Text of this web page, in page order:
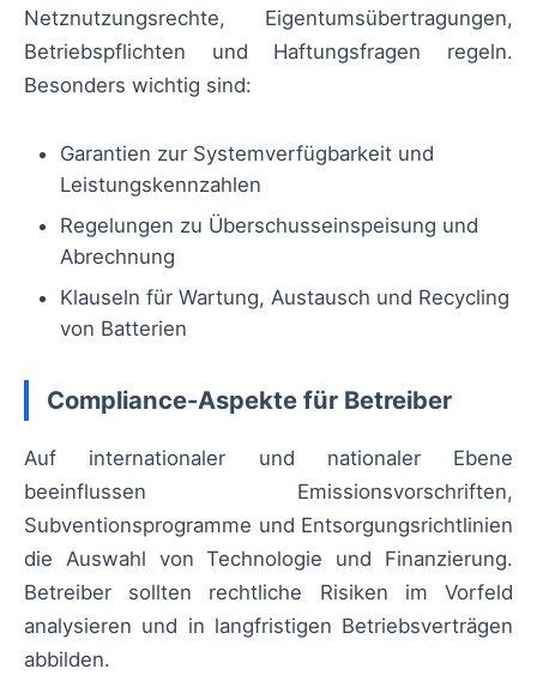
Netznutzungsrechte, Eigentumsübertragungen,
Betriebspflichten und Haftungsfragen regeln.
Besonders wichtig sind:
Garantien zur Systemverfügbarkeit und
Leistungskennzahlen
Regelungen zu Überschusseinspeisung und
Abrechnung
Klauseln für Wartung, Austausch und Recycling
von Batterien
Compliance-Aspekte für Betreiber
Auf internationaler und nationaler Ebene
beeinflussen Emissionsvorschriften,
Subventionsprogramme und Entsorgungsrichtlinien
die Auswahl von Technologie und Finanzierung.
Betreiber sollten rechtliche Risiken im Vorfeld
analysieren und in langfristigen Betriebsverträgen
abbilden.